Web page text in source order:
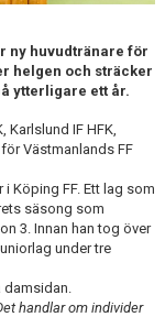
ny huvudtränare för
helgen och sträcker
ytterligare ett år.
IF HFK,
Västmanlands FF
Köping FF. Ett lag som
säsong som
3. Innan han tog över
under tre
handlar om individer